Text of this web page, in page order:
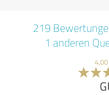
219
1 anderen